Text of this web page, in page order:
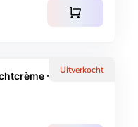
shopping_cart
Uitverkocht
- 50 ml